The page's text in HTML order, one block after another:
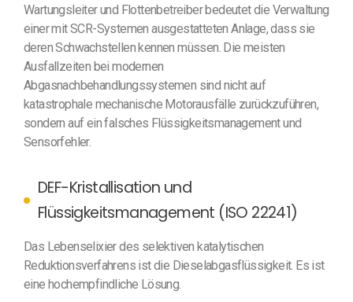
Wartungsleiter und Flottenbetreiber bedeutet die Verwaltung
einer mit SCR-Systemen ausgestatteten Anlage, dass sie
deren Schwachstellen kennen müssen. Die meisten
Ausfallzeiten bei modernen
Abgasnachbehandlungssystemen sind nicht auf
katastrophale mechanische Motorausfälle zurückzuführen,
sondern auf ein falsches Flüssigkeitsmanagement und
Sensorfehler.
DEF-Kristallisation und
Flüssigkeitsmanagement (ISO 22241)
Das Lebenselixier des selektiven katalytischen
Reduktionsverfahrens ist die Dieselabgasflüssigkeit. Es ist
eine hochempfindliche Lösung.